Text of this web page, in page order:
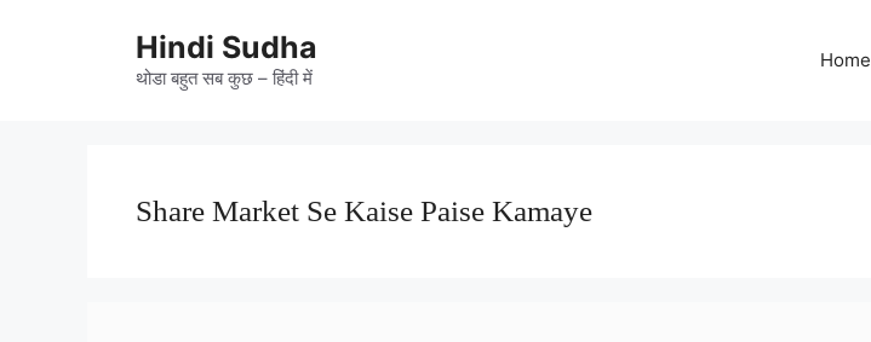
Hindi Sudha
थोडा बहुत सब कुछ – हिंदी में
Home
Share Market Se Kaise Paise Kamaye